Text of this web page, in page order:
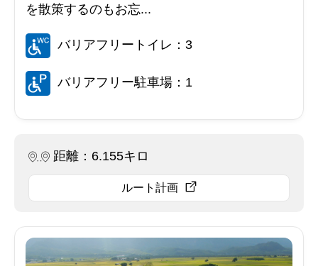
を散策するのもお忘...
バリアフリートイレ：3
バリアフリー駐車場：1
距離：6.155キロ
ルート計画